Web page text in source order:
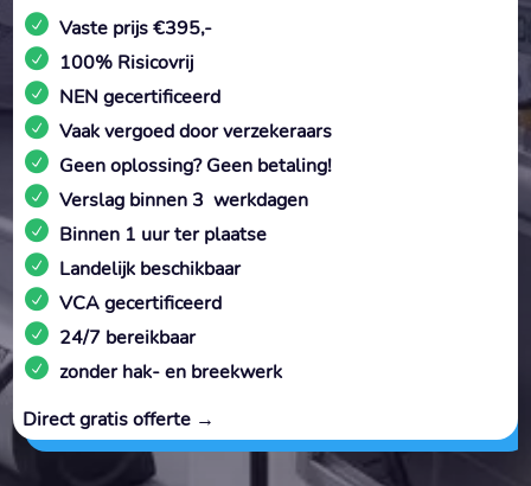
Vaste prijs €395,-
100% Risicovrij
NEN gecertificeerd
Vaak vergoed door verzekeraars
Geen oplossing? Geen betaling!
Verslag binnen 3 werkdagen
Binnen 1 uur ter plaatse
Landelijk beschikbaar
VCA gecertificeerd
24/7 bereikbaar
zonder hak- en breekwerk
Direct gratis offerte →